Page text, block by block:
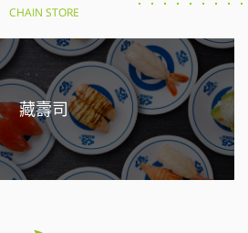
CHAIN STORE
藏壽司